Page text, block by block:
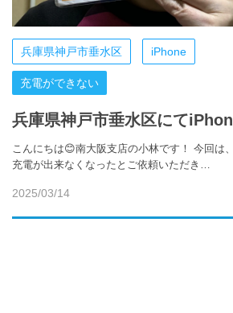
兵庫県神戸市垂水区 iPhone
充電ができない
兵庫県神戸市垂水区にて
こんにちは😊南大阪支店の小林です！ 今回は
充電が出来なくなったとご依頼いただき…
2025/03/14